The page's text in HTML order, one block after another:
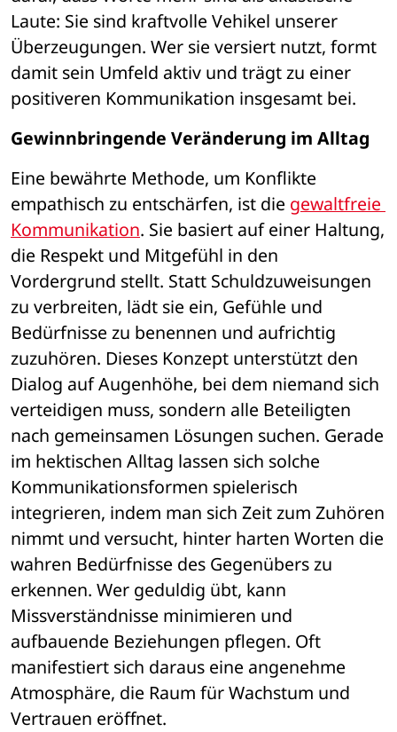
Laute: Sie sind kraftvolle Vehikel unserer
Überzeugungen. Wer sie versiert nutzt, formt
damit sein Umfeld aktiv und trägt zu einer
positiveren Kommunikation insgesamt bei.
Gewinnbringende Veränderung im Alltag
Eine bewährte Methode, um Konflikte
empathisch zu entschärfen, ist die gewaltfreie
Kommunikation. Sie basiert auf einer Haltung,
die Respekt und Mitgefühl in den
Vordergrund stellt. Statt Schuldzuweisungen
zu verbreiten, lädt sie ein, Gefühle und
Bedürfnisse zu benennen und aufrichtig
zuzuhören. Dieses Konzept unterstützt den
Dialog auf Augenhöhe, bei dem niemand sich
verteidigen muss, sondern alle Beteiligten
nach gemeinsamen Lösungen suchen. Gerade
im hektischen Alltag lassen sich solche
Kommunikationsformen spielerisch
integrieren, indem man sich Zeit zum Zuhören
nimmt und versucht, hinter harten Worten die
wahren Bedürfnisse des Gegenübers zu
erkennen. Wer geduldig übt, kann
Missverständnisse minimieren und
aufbauende Beziehungen pflegen. Oft
manifestiert sich daraus eine angenehme
Atmosphäre, die Raum für Wachstum und
Vertrauen eröffnet.